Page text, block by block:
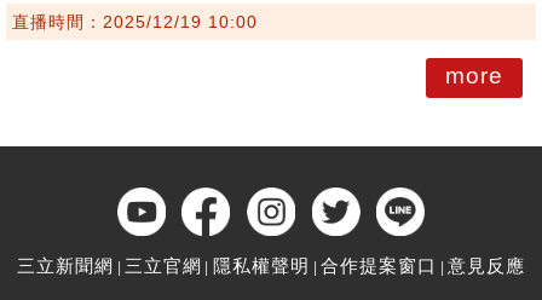
直播時間：2025/12/19 10:00
more
三立新聞網 三立官網 隱私權聲明 合作提案窗口 意見反應